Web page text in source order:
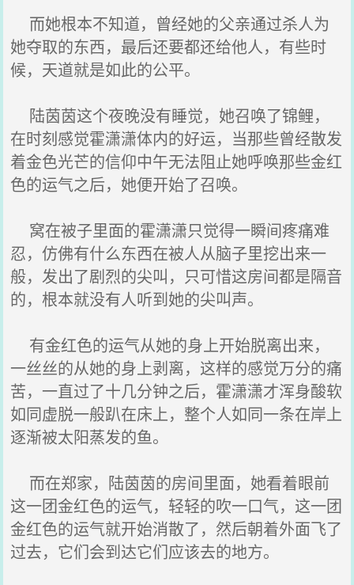
而她根本不知道，曾经她的父亲通过杀人为
她夺取的东西，最后还要都还给他人，有些时
候，天道就是如此的公平。
陆茵茵这个夜晚没有睡觉，她召唤了锦鲤，
在时刻感觉霍潇潇体内的好运，当那些曾经散发
着金色光芒的信仰中午无法阻止她呼唤那些金红
色的运气之后，她便开始了召唤。
窝在被子里面的霍潇潇只觉得一瞬间疼痛难
忍，仿佛有什么东西在被人从脑子里挖出来一
般，发出了剧烈的尖叫，只可惜这房间都是隔音
的，根本就没有人听到她的尖叫声。
有金红色的运气从她的身上开始脱离出来，
一丝丝的从她的身上剥离，这样的感觉万分的痛
苦，一直过了十几分钟之后，霍潇潇才浑身酸软
如同虚脱一般趴在床上，整个人如同一条在岸上
逐渐被太阳蒸发的鱼。
而在郑家，陆茵茵的房间里面，她看着眼前
这一团金红色的运气，轻轻的吹一口气，这一团
金红色的运气就开始消散了，然后朝着外面飞了
过去，它们会到达它们应该去的地方。